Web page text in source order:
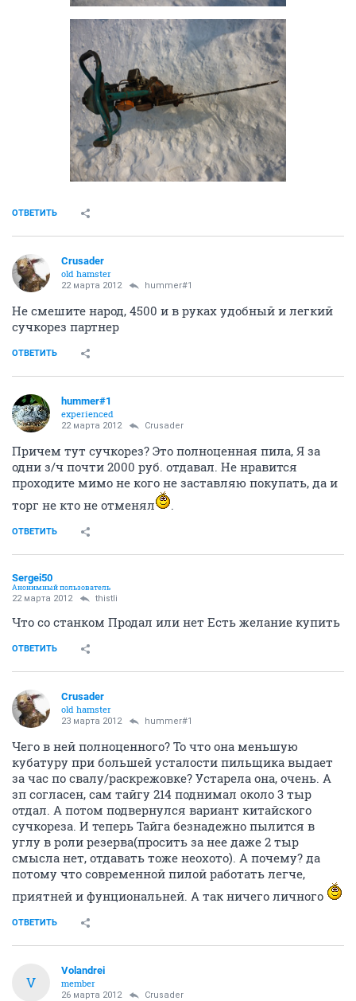
ОТВЕТИТЬ
Crusader
old hamster
22 марта 2012 hummer#1
Не смешите народ, 4500 и в руках удобный и легкий
сучкорез партнер
ОТВЕТИТЬ
hummer#1
experienced
22 марта 2012 Crusader
Причем тут сучкорез? Это полноценная пила, Я за
одни з/ч почти 2000 руб. отдавал. Не нравится
проходите мимо не кого не заставляю покупать, да и
торг не кто не отменял
.
ОТВЕТИТЬ
Sergei50
Анонимный пользователь
22 марта 2012 thistli
Что со станком Продал или нет Есть желание купить
ОТВЕТИТЬ
Crusader
old hamster
23 марта 2012 hummer#1
Чего в ней полноценного? То что она меньшую
кубатуру при большей усталости пильщика выдает
за час по свалу/раскрежовке? Устарела она, очень. А
зп согласен, сам тайгу 214 поднимал около 3 тыр
отдал. А потом подвернулся вариант китайского
сучкореза. И теперь Тайга безнадежно пылится в
углу в роли резерва(просить за нее даже 2 тыр
смысла нет, отдавать тоже неохото). А почему? да
потому что современной пилой работать легче,
приятней и фунциональней. А так ничего личного
ОТВЕТИТЬ
V
Volandrei
member
26 марта 2012 Crusader